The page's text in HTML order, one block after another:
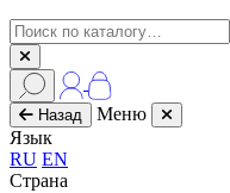
Назад
Меню
Язык
RU EN
Страна